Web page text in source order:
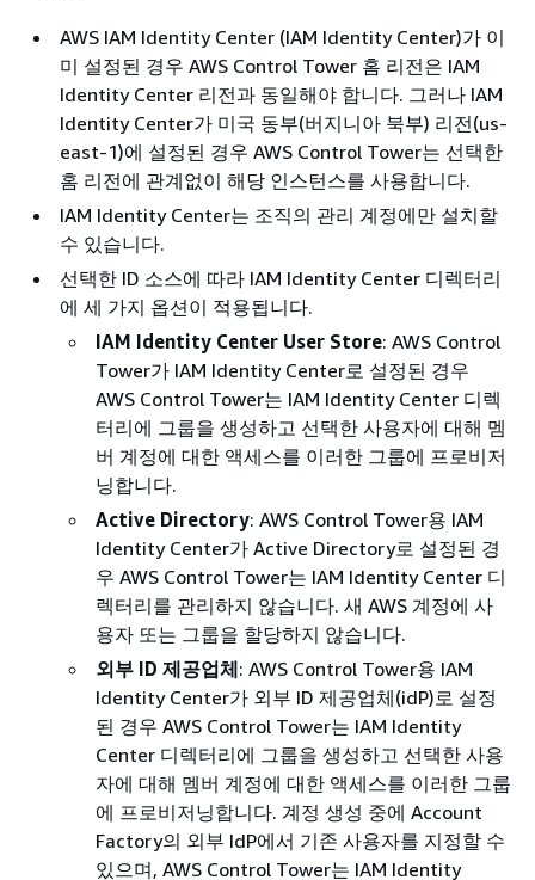
AWS IAM Identity Center (IAM Identity Center)가 이
미 설정된 경우 AWS Control Tower 홈 리전은 IAM
Identity Center 리전과 동일해야 합니다. 그러나 IAM
Identity Center가 미국 동부(버지니아 북부) 리전(us-
east-1)에 설정된 경우 AWS Control Tower는 선택한
홈 리전에 관계없이 해당 인스턴스를 사용합니다.
IAM Identity Center는 조직의 관리 계정에만 설치할
수 있습니다.
선택한 ID 소스에 따라 IAM Identity Center 디렉터리
에 세 가지 옵션이 적용됩니다.
IAM Identity Center User Store: AWS Control
Tower가 IAM Identity Center로 설정된 경우
AWS Control Tower는 IAM Identity Center 디렉
터리에 그룹을 생성하고 선택한 사용자에 대해 멤
버 계정에 대한 액세스를 이러한 그룹에 프로비저
닝합니다.
Active Directory: AWS Control Tower용 IAM
Identity Center가 Active Directory로 설정된 경
우 AWS Control Tower는 IAM Identity Center 디
렉터리를 관리하지 않습니다. 새 AWS 계정에 사
용자 또는 그룹을 할당하지 않습니다.
외부 ID 제공업체: AWS Control Tower용 IAM
Identity Center가 외부 ID 제공업체(idP)로 설정
된 경우 AWS Control Tower는 IAM Identity
Center 디렉터리에 그룹을 생성하고 선택한 사용
자에 대해 멤버 계정에 대한 액세스를 이러한 그룹
에 프로비저닝합니다. 계정 생성 중에 Account
Factory의 외부 IdP에서 기존 사용자를 지정할 수
있으며, AWS Control Tower는 IAM Identity